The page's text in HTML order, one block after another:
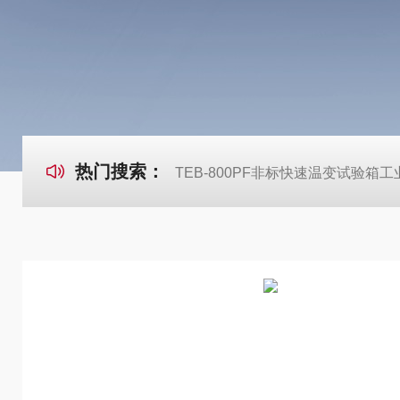
热门搜索： TEB-800PF非标快速温变试验箱工